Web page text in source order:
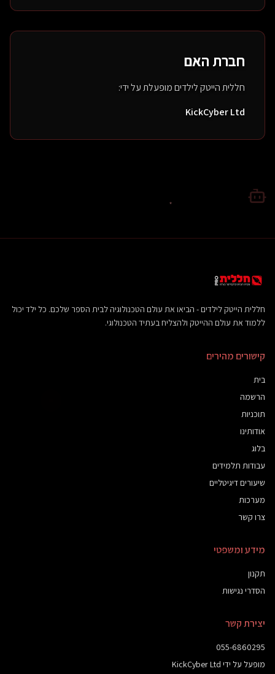
חברת האם
חללית הייטק לילדים מופעלת על ידי:
KickCyber Ltd
חללית הייטק לילדים - הביאו את עולם הטכנולוגיה לבית הספר שלכם. כל ילד יכול
ללמוד את עולם ההייטק ולהצליח בעתיד הטכנולוגי.
קישורים מהירים
בית
הרשמה
תוכניות
אודותינו
בלוג
עבודות תלמידים
שיעורים דיגיטליים
מערכות
צרו קשר
מידע ומשפטי
תקנון
הסדרי נגישות
יצירת קשר
055-6860295
מופעל על ידי KickCyber Ltd